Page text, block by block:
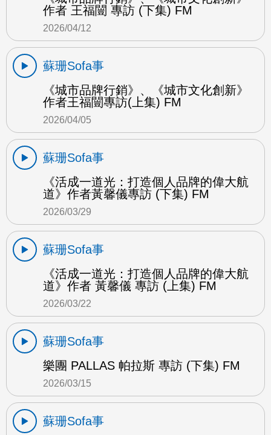
作者 王福闓 專訪 (下集) FM
2026/04/12
蘇珊Sofa事
《城市品牌行銷》、《城市文化創新》
作者王福闓專訪(上集) FM
2026/04/05
蘇珊Sofa事
《活成一道光：打造個人品牌的偉大航
道》作者黃馨儀專訪 (下集) FM
2026/03/29
蘇珊Sofa事
《活成一道光：打造個人品牌的偉大航
道》作者 黃馨儀 專訪 (上集) FM
2026/03/22
蘇珊Sofa事
樂團 PALLAS 帕拉斯 專訪 (下集) FM
2026/03/15
蘇珊Sofa事